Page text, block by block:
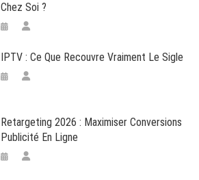
Chez Soi ?
IPTV : Ce Que Recouvre Vraiment Le Sigle
Retargeting 2026 : Maximiser Conversions
Publicité En Ligne